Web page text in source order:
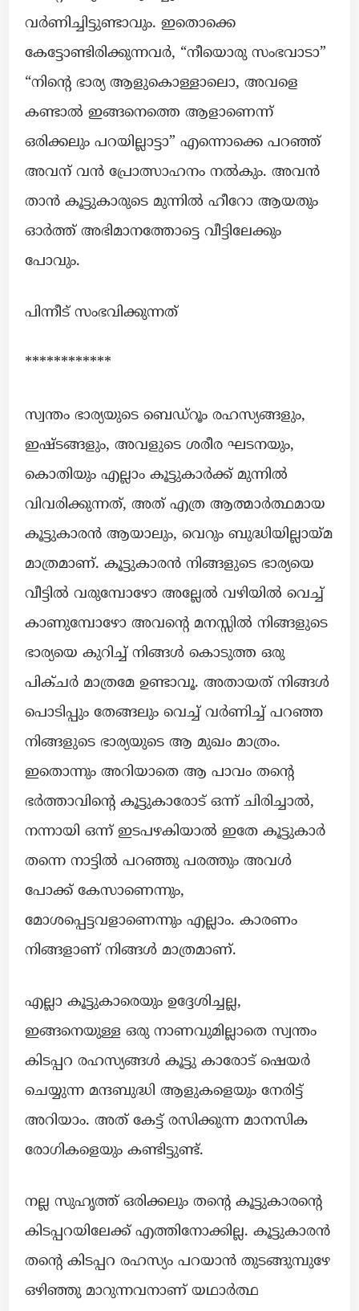
വർണിച്ചിട്ടുണ്ടാവും. ഇതൊക്കെ
കേട്ടോണ്ടിരിക്കുന്നവർ, “നീയൊരു സംഭവാടാ”
“നിന്റെ ഭാര്യ ആളുകൊള്ളാലൊ, അവളെ
കണ്ടാൽ ഇങ്ങനെത്തെ ആളാണെന്ന്
ഒരിക്കലും പറയില്ലാട്ടാ” എന്നൊക്കെ പറഞ്ഞ്
അവന് വൻ പ്രോത്സാഹനം നൽകും. അവൻ
താൻ കൂട്ടുകാരുടെ മുന്നിൽ ഹീറോ ആയതും
ഓർത്ത് അഭിമാനത്തോട്ടെ വീട്ടിലേക്കും
പോവും.
പിന്നീട് സംഭവിക്കുന്നത്
************
സ്വന്തം ഭാര്യയുടെ ബെഡ്‌റൂം രഹസ്യങ്ങളും,
ഇഷ്ടങ്ങളും, അവളുടെ ശരീര ഘടനയും,
കൊതിയും എല്ലാം കൂട്ടുകാർക്ക് മുന്നിൽ
വിവരിക്കുന്നത്, അത് എത്ര ആത്മാർത്ഥമായ
കൂട്ടുകാരൻ ആയാലും, വെറും ബുദ്ധിയില്ലായ്മ
മാത്രമാണ്. കൂട്ടുകാരൻ നിങ്ങളുടെ ഭാര്യയെ
വീട്ടിൽ വരുമ്പോഴോ അല്ലേൽ വഴിയിൽ വെച്ച്
കാണുമ്പോഴോ അവന്റെ മനസ്സിൽ നിങ്ങളുടെ
ഭാര്യയെ കുറിച്ച് നിങ്ങൾ കൊടുത്ത ഒരു
പിക്ചർ മാത്രമേ ഉണ്ടാവൂ. അതായത് നിങ്ങൾ
പൊടിപ്പും തേങ്ങലും വെച്ച് വർണിച്ച് പറഞ്ഞ
നിങ്ങളുടെ ഭാര്യയുടെ ആ മുഖം മാത്രം.
ഇതൊന്നും അറിയാതെ ആ പാവം തന്റെ
ഭർത്താവിന്റെ കൂട്ടുകാരോട് ഒന്ന് ചിരിച്ചാൽ,
നന്നായി ഒന്ന് ഇടപഴകിയാൽ ഇതേ കൂട്ടുകാർ
തന്നെ നാട്ടിൽ പറഞ്ഞു പരത്തും അവൾ
പോക്ക് കേസാണെന്നും,
മോശപ്പെട്ടവളാണെന്നും എല്ലാം. കാരണം
നിങ്ങളാണ് നിങ്ങൾ മാത്രമാണ്.
എല്ലാ കൂട്ടുകാരെയും ഉദ്ദേശിച്ചല്ല,
ഇങ്ങനെയുള്ള ഒരു നാണവുമില്ലാതെ സ്വന്തം
കിടപ്പറ രഹസ്യങ്ങൾ കൂട്ടു കാരോട് ഷെയർ
ചെയ്യുന്ന മന്ദബുദ്ധി ആളുകളെയും നേരിട്ട്
അറിയാം. അത് കേട്ട് രസിക്കുന്ന മാനസിക
രോഗികളെയും കണ്ടിട്ടുണ്ട്.
നല്ല സുഹൃത്ത് ഒരിക്കലും തന്റെ കൂട്ടുകാരന്റെ
കിടപ്പറയിലേക്ക് എത്തിനോക്കില്ല. കൂട്ടുകാരൻ
തന്റെ കിടപ്പറ രഹസ്യം പറയാൻ തുടങ്ങുമ്പുഴേ
ഒഴിഞ്ഞു മാറുന്നവനാണ് യഥാർത്ഥ